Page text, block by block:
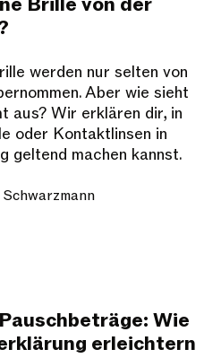
werden nur selten von
Aber wie sieht
aus? Wir erklären dir, in
oder Kontaktlinsen in
geltend machen kannst.
Wie
erleichtern